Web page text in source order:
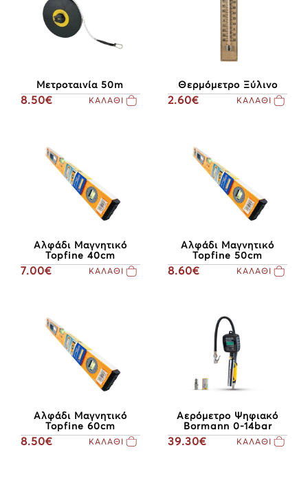
Μετροταινία 50m
8.50€ ΚΑΛΑΘΙ
Θερμόμετρο Ξύλινο
2.60€ ΚΑΛΑΘΙ
Αλφάδι Μαγνητικό
Topfine 40cm
7.00€ ΚΑΛΑΘΙ
Αλφάδι Μαγνητικό
Topfine 50cm
8.60€ ΚΑΛΑΘΙ
Αλφάδι Μαγνητικό
Topfine 60cm
8.50€ ΚΑΛΑΘΙ
Αερόμετρο Ψηφιακό
Bormann 0-14bar
39.30€ ΚΑΛΑΘΙ